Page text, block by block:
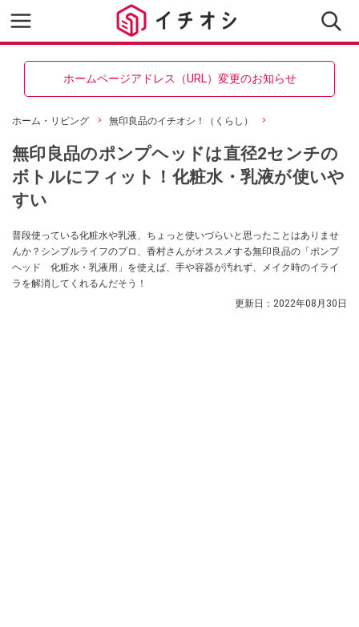
ホームページアドレス（URL）変更のお知らせ
ホーム・リビング 無印良品のイチオシ！（くらし）
無印良品のポンプヘッドは直径2センチの
ボトルにフィット！化粧水・乳液が使いや
すい
普段使っている化粧水や乳液、ちょっと使いづらいと思ったことはありませ
んか？シンプルライフのプロ、香村さんがオススメする無印良品の「ポンプ
ヘッド 化粧水・乳液用」を使えば、手や容器が汚れず、メイク時のイライ
ラを解消してくれるんだそう！
更新日： 2022年08月30日